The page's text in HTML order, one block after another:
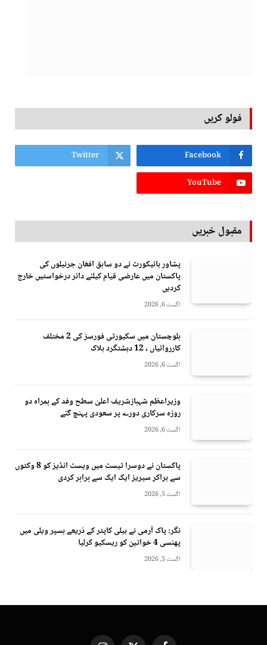
فولو کریں
Facebook
Twitter
YouTube
مقبول خبریں
پشاور ہائیکورٹ نے دو سابق افغان جرنیلوں کی
پاکستان میں عارضی قیام کیلئے دائر درخواستیں خارج
کردیں
اگست 6, 2026
بلوچستان میں سکیورٹی فورسز کی 2 مختلف
کارروائیاں ، 12 دہشتگرد ہلاک
اگست 6, 2026
وزیراعظم شہبازشریف اعلیٰ سطح وفد کے ہمراہ دو
روزه سرکاری دورے پر سعودی پہنچ گئے
اگست 6, 2026
پاکستان نے دوسرا ٹیسٹ میں ویسٹ انڈیز کو 8 وکٹوں
سے ہراکر سیریز ایک ایک سے برابر کردی
اگست 5, 2026
نگر: پاک آرمی نے ہیلی کاپٹر کے ذریعے ہسپر ویلی میں
پھنسی 4 خواتین کو ریسکیو کرلیا
اگست 5, 2026